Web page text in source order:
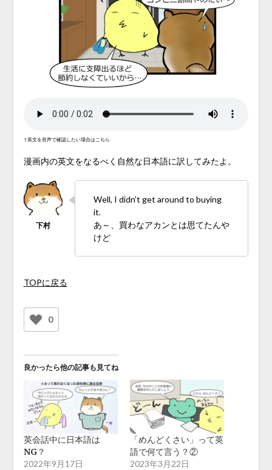
↑英文を音声で確認したい場合はこちら
漫画内の英文をなるべく自然な日本語に訳してみたよ。
Well, I didn’t get around to buying
it.
あ～、買わなアカンとは思てたんや
けど
TOPに戻る
0
良かったら他の記事も見てね
英会話中に日本語は
NG？
2022年9月17日
「めんどくさい」って英
語で何て言う？②
2023年3月22日